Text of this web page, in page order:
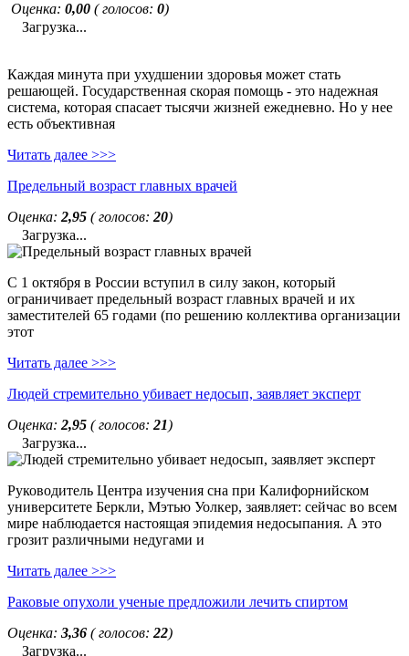
Оценка: 0,00 ( голосов: 0)
Загрузка...
Каждая минута при ухудшении здоровья может стать
решающей. Государственная скорая помощь - это надежная
система, которая спасает тысячи жизней ежедневно. Но у нее
есть объективная
Читать далее >>>
Предельный возраст главных врачей
Оценка: 2,95 ( голосов: 20)
Загрузка...
С 1 октября в России вступил в силу закон, который
ограничивает предельный возраст главных врачей и их
заместителей 65 годами (по решению коллектива организации
этот
Читать далее >>>
Людей стремительно убивает недосып, заявляет эксперт
Оценка: 2,95 ( голосов: 21)
Загрузка...
Руководитель Центра изучения сна при Калифорнийском
университете Беркли, Мэтью Уолкер, заявляет: сейчас во всем
мире наблюдается настоящая эпидемия недосыпания. А это
грозит различными недугами и
Читать далее >>>
Раковые опухоли ученые предложили лечить спиртом
Оценка: 3,36 ( голосов: 22)
Загрузка...